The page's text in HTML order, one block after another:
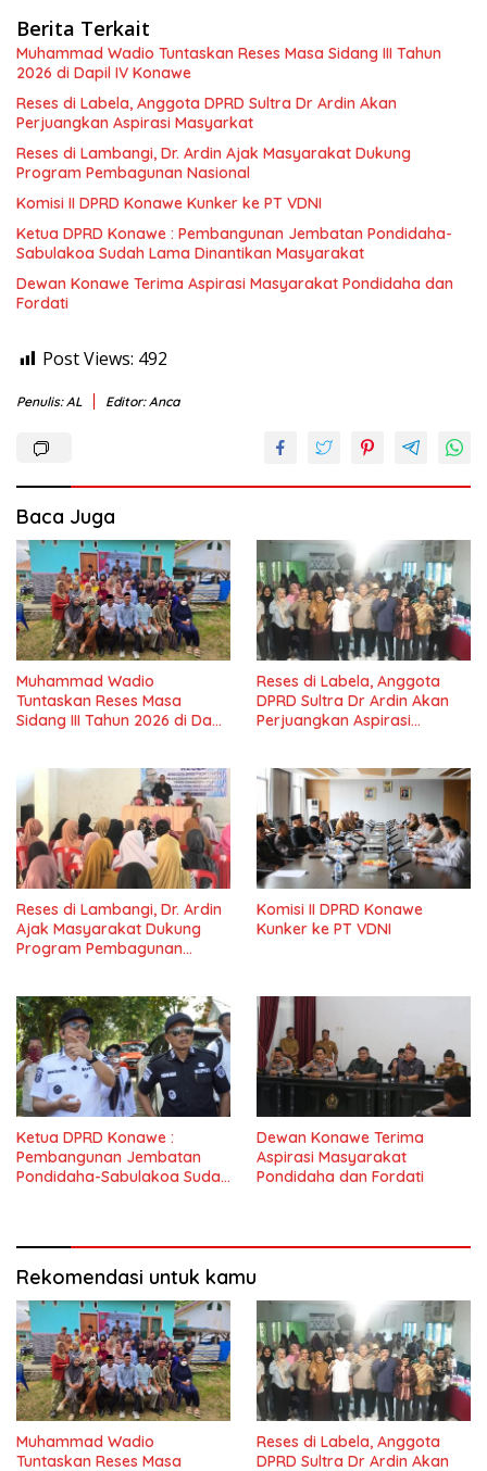
Berita Terkait
Muhammad Wadio Tuntaskan Reses Masa Sidang III Tahun
2026 di Dapil IV Konawe
Reses di Labela, Anggota DPRD Sultra Dr Ardin Akan
Perjuangkan Aspirasi Masyarkat
Reses di Lambangi, Dr. Ardin Ajak Masyarakat Dukung
Program Pembagunan Nasional
Komisi II DPRD Konawe Kunker ke PT VDNI
Ketua DPRD Konawe : Pembangunan Jembatan Pondidaha-
Sabulakoa Sudah Lama Dinantikan Masyarakat
Dewan Konawe Terima Aspirasi Masyarakat Pondidaha dan
Fordati
Post Views: 492
Penulis: AL Editor: Anca
Baca Juga
Muhammad Wadio
Tuntaskan Reses Masa
Sidang III Tahun 2026 di Dapil
Reses di Labela, Anggota
DPRD Sultra Dr Ardin Akan
Perjuangkan Aspirasi
Reses di Lambangi, Dr. Ardin
Ajak Masyarakat Dukung
Program Pembagunan
Komisi II DPRD Konawe
Kunker ke PT VDNI
Ketua DPRD Konawe :
Pembangunan Jembatan
Pondidaha-Sabulakoa Sudah
Dewan Konawe Terima
Aspirasi Masyarakat
Pondidaha dan Fordati
Rekomendasi untuk kamu
Muhammad Wadio
Tuntaskan Reses Masa
Reses di Labela, Anggota
DPRD Sultra Dr Ardin Akan